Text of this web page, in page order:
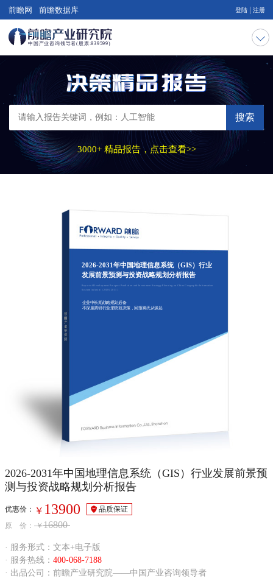
前瞻网 前瞻数据库 登陆 注册
搜索
3000+ 精品报告，点击查看>>
2026-2031年中国地理信息系统（GIS）行业
发展前景预测与投资战略规划分析报告
Report of Development Prospect Prediction and Investment Strategy Planning on China Geographic Information
System Industry（2026-2031）
企业中长期战略规划必备
不深度调研行业形势就决策，回报将无从谈起
2026-2031年中国地理信息系统（GIS）行业发展前景预
测与投资战略规划分析报告
优惠价： ￥ 13900
品质保证
原 价： ￥16800
· 服务形式：文本+电子版
· 服务热线： 400-068-7188
· 出品公司：前瞻产业研究院——中国产业咨询领导者